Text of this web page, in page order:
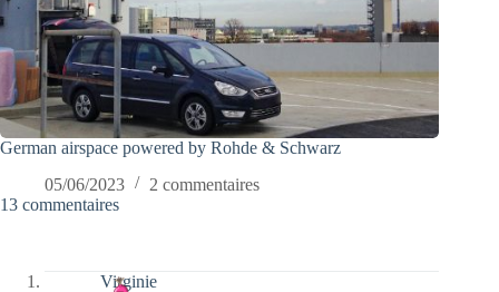
German airspace powered by Rohde & Schwarz
05/06/2023
2 commentaires
13 commentaires
Virginie